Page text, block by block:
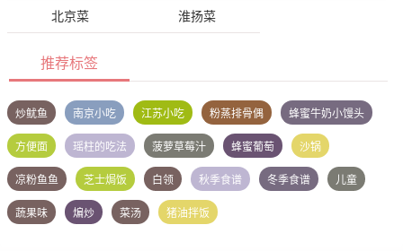
北京菜 淮扬菜
推荐标签
炒鱿鱼 南京小吃 江苏小吃 粉蒸排骨偶 蜂蜜牛奶小馒头
方便面 瑶柱的吃法 菠萝草莓汁 蜂蜜葡萄 沙锅
凉粉鱼鱼 芝士焗饭 白领 秋季食谱 冬季食谱 儿童
蔬果味 煸炒 菜汤 猪油拌饭